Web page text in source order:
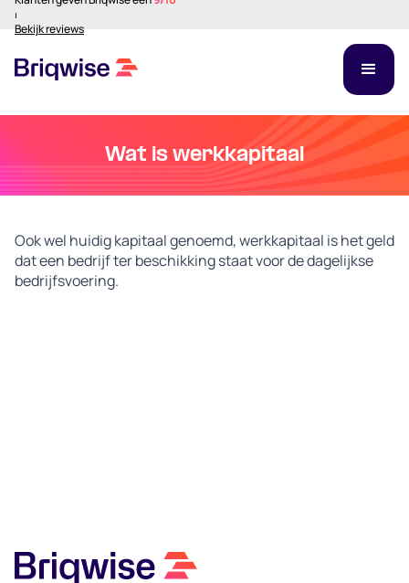
⏐
Bekijk reviews
Wat is werkkapitaal
Ook wel huidig ​​kapitaal genoemd, werkkapitaal is het geld
dat een bedrijf ter beschikking staat voor de dagelijkse
bedrijfsvoering.